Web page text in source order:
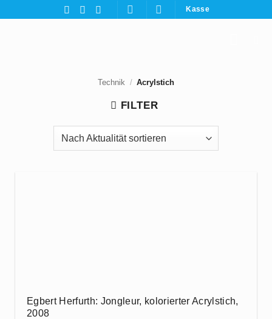
Inhalt
Kasse
Technik / Acrylstich
FILTER
Egbert Herfurth: Jongleur, kolorierter Acrylstich,
2008